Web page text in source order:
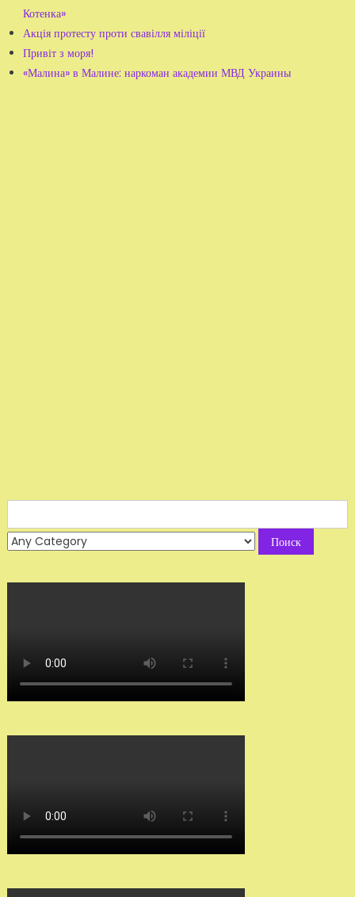
Котенка»
Акція протесту проти свавілля міліції
Привіт з моря!
«Малина» в Малине: наркоман академии МВД Украины
for: